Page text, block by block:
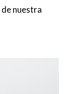
de nuestra